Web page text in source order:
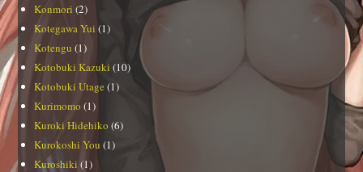
Konmori (2)
Kotegawa Yui (1)
Kotengu (1)
Kotobuki Kazuki (10)
Kotobuki Utage (1)
Kurimomo (1)
Kuroki Hidehiko (6)
Kurokoshi You (1)
Kuroshiki (1)